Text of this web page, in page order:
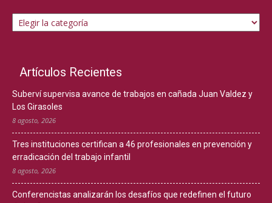
Temas
Artículos Recientes
Suberví supervisa avance de trabajos en cañada Juan Valdez y
Los Girasoles
8 agosto, 2026
Tres instituciones certifican a 46 profesionales en prevención y
erradicación del trabajo infantil
8 agosto, 2026
Conferencistas analizarán los desafíos que redefinen el futuro